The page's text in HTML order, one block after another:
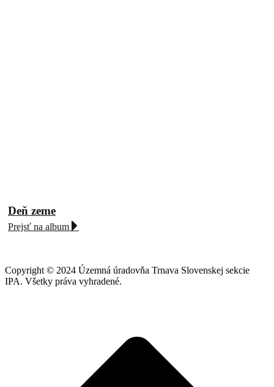
Deň zeme
Prejsť na album
Copyright © 2024 Územná úradovňa Trnava Slovenskej sekcie
IPA. Všetky práva vyhradené.